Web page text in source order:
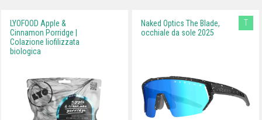
LYOFOOD Apple &
Cinnamon Porridge |
Colazione liofilizzata
biologica
Naked Optics The Blade,
occhiale da sole 2025
T